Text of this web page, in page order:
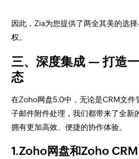
因此，Zia为您提供了两全其美的选
权。
三、深度集成 — 打造
态
在Zoho网盘5.0中，无论是CRM文件
子邮件附件处理，我们都带来了全新
拥有更加高效、便捷的协作体验。
​1.Zoho网盘和Zoho CRM